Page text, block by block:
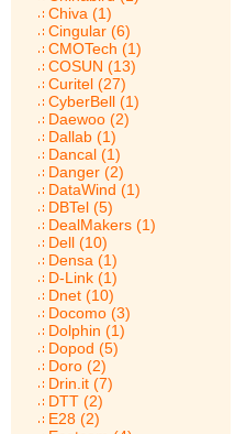
Chiva (1)
Cingular (6)
CMOTech (1)
COSUN (13)
Curitel (27)
CyberBell (1)
Daewoo (2)
Dallab (1)
Dancal (1)
Danger (2)
DataWind (1)
DBTel (5)
DealMakers (1)
Dell (10)
Densa (1)
D-Link (1)
Dnet (10)
Docomo (3)
Dolphin (1)
Dopod (5)
Doro (2)
Drin.it (7)
DTT (2)
E28 (2)